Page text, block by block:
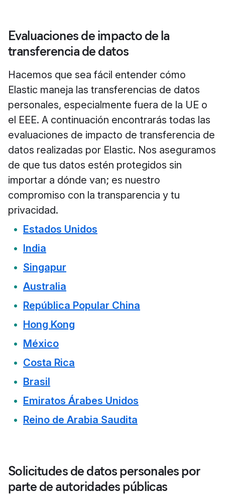
Evaluaciones de impacto de la
transferencia de datos
Hacemos que sea fácil entender cómo
Elastic maneja las transferencias de datos
personales, especialmente fuera de la UE o
el EEE. A continuación encontrarás todas las
evaluaciones de impacto de transferencia de
datos realizadas por Elastic. Nos aseguramos
de que tus datos estén protegidos sin
importar a dónde van; es nuestro
compromiso con la transparencia y tu
privacidad.
Estados Unidos
India
Singapur
Australia
República Popular China
Hong Kong
México
Costa Rica
Brasil
Emiratos Árabes Unidos
Reino de Arabia Saudita
Solicitudes de datos personales por
parte de autoridades públicas